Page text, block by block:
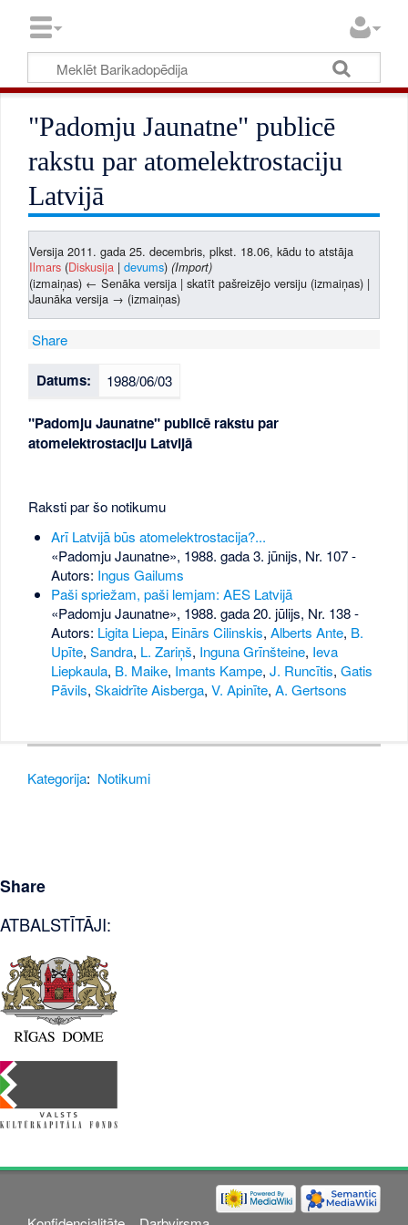
"Padomju Jaunatne" publicē
rakstu par atomelektrostaciju
Latvijā
Versija 2011. gada 25. decembris, plkst. 18.06, kādu to atstāja
Ilmars (Diskusija |devums) (Import)
(izmaiņas) ← Senāka versija | skatīt pašreizējo versiju (izmaiņas) |
Jaunāka versija → (izmaiņas)
Share
Datums: 1988/06/03
"Padomju Jaunatne" publicē rakstu par
atomelektrostaciju Latvijā
Raksti par šo notikumu
Arī Latvijā būs atomelektrostacija?...
«Padomju Jaunatne», 1988. gada 3. jūnijs, Nr. 107-
Autors: Ingus Gailums
Paši spriežam, paši lemjam: AES Latvijā
«Padomju Jaunatne», 1988. gada 20. jūlijs, Nr. 138-
Autors: Ligita Liepa, Einārs Cilinskis, Alberts Ante, B.
Upīte, Sandra, L. Zariņš, Inguna Grīnšteine, Ieva
Liepkaula, B. Maike, Imants Kampe, J. Runcītis, Gatis
Pāvils, Skaidrīte Aisberga, V. Apinīte, A. Gertsons
Kategorija: Notikumi
Share
ATBALSTĪTĀJI: